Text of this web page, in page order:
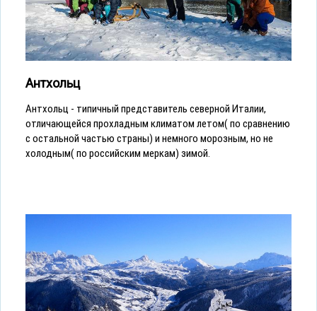
Антхольц
Антхольц - типичный представитель северной Италии,
отличающейся прохладным климатом летом( по сравнению
с остальной частью страны) и немного морозным, но не
холодным( по российским меркам) зимой.